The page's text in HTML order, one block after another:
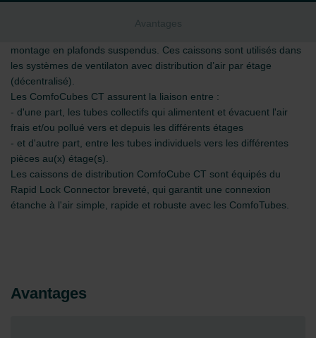
Avantages
montage en plafonds suspendus. Ces caissons sont utilisés dans
les systèmes de ventilaton avec distribution d’air par étage
(décentralisé).
Les ComfoCubes CT assurent la liaison entre :
- d'une part, les tubes collectifs qui alimentent et évacuent l'air
frais et/ou pollué vers et depuis les différents étages
- et d'autre part, entre les tubes individuels vers les différentes
pièces au(x) étage(s).
Les caissons de distribution ComfoCube CT sont équipés du
Rapid Lock Connector breveté, qui garantit une connexion
étanche à l'air simple, rapide et robuste avec les ComfoTubes.
Avantages